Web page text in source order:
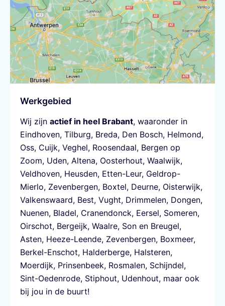
Werkgebied
Wij zijn actief in heel Brabant, waaronder in
Eindhoven, Tilburg, Breda, Den Bosch, Helmond,
Oss, Cuijk, Veghel, Roosendaal, Bergen op
Zoom, Uden, Altena, Oosterhout, Waalwijk,
Veldhoven, Heusden, Etten-Leur, Geldrop-
Mierlo, Zevenbergen, Boxtel, Deurne, Oisterwijk,
Valkenswaard, Best, Vught, Drimmelen, Dongen,
Nuenen, Bladel, Cranendonck, Eersel, Someren,
Oirschot, Bergeijk, Waalre, Son en Breugel,
Asten, Heeze-Leende, Zevenbergen, Boxmeer,
Berkel-Enschot, Halderberge, Halsteren,
Moerdijk, Prinsenbeek, Rosmalen, Schijndel,
Sint-Oedenrode, Stiphout, Udenhout, maar ook
bij jou in de buurt!